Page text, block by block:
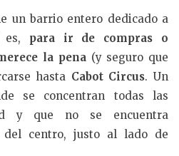
un barrio entero dedicado a
es, para ir de compras o
la pena(y seguro que
hasta Cabot Circus. Un
se concentran todas las
y que no se encuentra
del centro, justo al lado de